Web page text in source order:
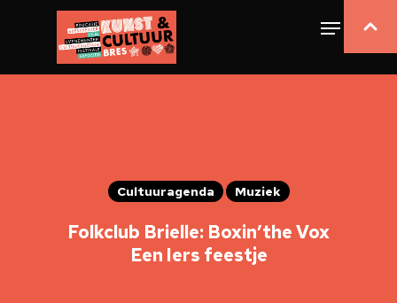
Cultuuragenda Muziek
Folkclub Brielle: Boxin’the Vox
Een Iers feestje